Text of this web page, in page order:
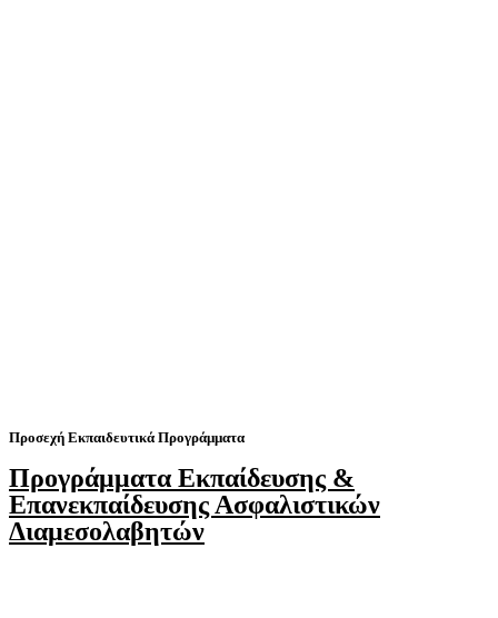
Προσεχή Εκπαιδευτικά Προγράμματα
Προγράμματα Εκπαίδευσης &
Επανεκπαίδευσης Ασφαλιστικών
Διαμεσολαβητών